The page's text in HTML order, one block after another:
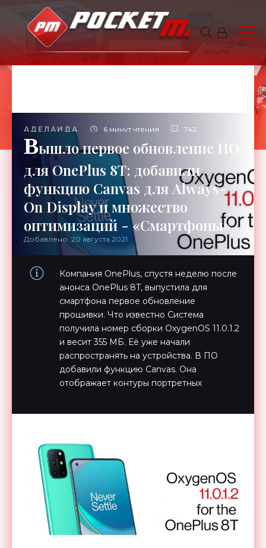
АДЕЛАИДА 6 минут чтения 742
Вышло первое обновление ПО
для OnePlus 8T: добавили
функцию Canvas для Always-
On Display и множество
оптимизаций - «Смартфоны»
Добавлено: 20 августа 2021
Компания OnePlus, спустя неделю после
анонса OnePlus 8T, выпустила для
смартфона первое обновление
прошивки. Что известно Система
получила номер сборки OxygenOS 11.0.1.2
и весит 355 МБ. Её уже начали
распространять на устройства. В ПО
добавили функцию Canvas. Она
отображает контуры портретных